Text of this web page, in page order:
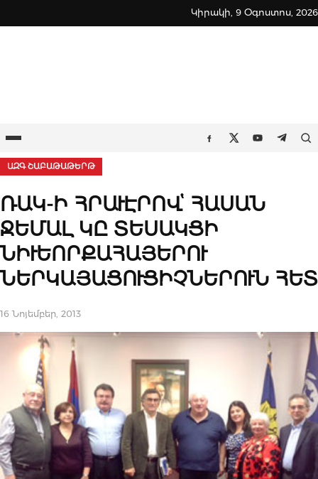
to
Կիրակի, 9 Օգոստոս, 2026
Ընտրացանկ Facebook
TwitterYoutube
ԱԶԳ ՇԱԲԱԹԱԹԵՐԹ
ՌԱԿ-Ի ՀՐԱՒԷՐՈՎՙ ՀԱՍԱՆ
ՋԵՄԱԼ ԿԸ ՏԵՍԱԿՑԻ
ՆԻՒԵՈՐՔԱՀԱՅԵՐՈՒ
ՆԵՐԿԱՅԱՑՈՒՑԻՉՆԵՐՈՒՆ ՀԵՏ
16 Նոյեմբեր, 2013